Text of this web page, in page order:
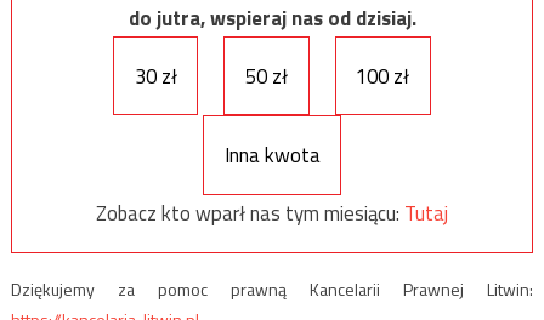
do jutra, wspieraj nas od dzisiaj.
30 zł
50 zł 100 zł
Inna kwota
Zobacz kto wparł nas tym miesiącu: Tutaj
Dziękujemy za pomoc prawną Kancelarii Prawnej Litwin: